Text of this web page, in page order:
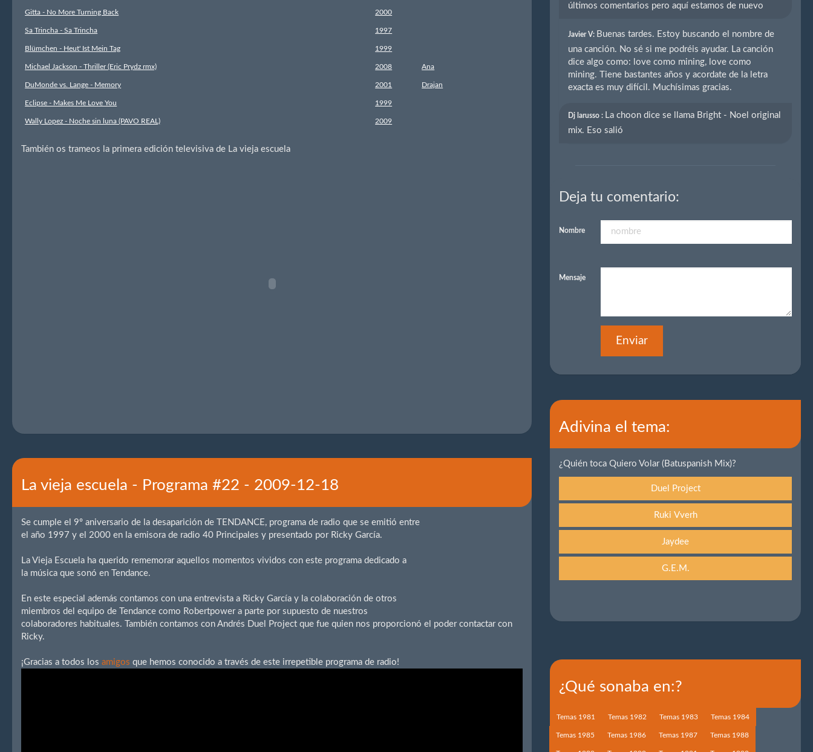
Gitta - No More Turning Back 2000
Sa Trincha - Sa Trincha 1997
Blümchen - Heut' Ist Mein Tag 1999
Michael Jackson - Thriller (Eric Prydz rmx) 2008 Ana
DuMonde vs. Lange - Memory 2001 Drajan
Eclipse - Makes Me Love You 1999
Wally Lopez - Noche sin luna (PAVO REAL) 2009
También os trameos la primera edición televisiva de La vieja escuela
La vieja escuela - Programa #22 - 2009-12-18
Se cumple el 9º aniversario de la desaparición de TENDANCE, programa de radio que se emitió entre
el año 1997 y el 2000 en la emisora de radio 40 Principales y presentado por Ricky García.
La Vieja Escuela ha querido rememorar aquellos momentos vividos con este programa dedicado a
la música que sonó en Tendance.
En este especial además contamos con una entrevista a Ricky García y la colaboración de otros
miembros del equipo de Tendance como Robertpower a parte por supuesto de nuestros
colaboradores habituales. También contamos con Andrés Duel Project que fue quien nos proporcionó el poder contactar con
Ricky.
¡Gracias a todos losamigos que hemos conocido a través de este irrepetible programa de radio!
últimos comentarios pero aquí estamos de nuevo
Javier V: Buenas tardes. Estoy buscando el nombre de
una canción. No sé si me podréis ayudar. La canción
dice algo como: love como mining, love como
mining. Tiene bastantes años y acordate de la letra
exacta es muy difícil. Muchísimas gracias.
Dj larusso : La choon dice se llama Bright - Noel original
mix. Eso salió
Deja tu comentario:
Nombre
Mensaje
Enviar
Adivina el tema:
¿Quién toca Quiero Volar (Batuspanish Mix)?
Duel Project
Ruki Vverh
Jaydee
G.E.M.
¿Qué sonaba en:?
Temas 1981 Temas 1982 Temas 1983 Temas 1984
Temas 1985 Temas 1986 Temas 1987 Temas 1988